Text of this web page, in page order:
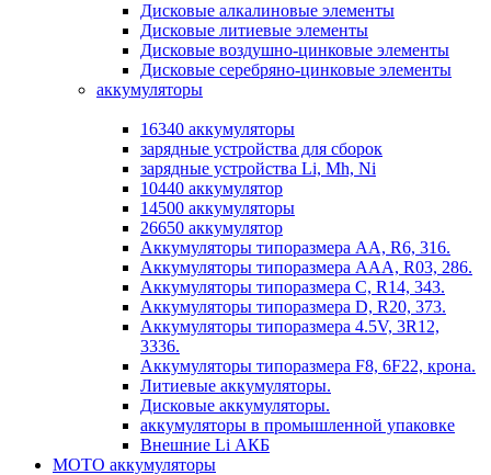
Дисковые алкалиновые элементы
Дисковые литиевые элементы
Дисковые воздушно-цинковые элементы
Дисковые серебряно-цинковые элементы
аккумуляторы
16340 аккумуляторы
зарядные устройства для сборок
зарядные устройства Li, Mh, Ni
10440 аккумулятор
14500 аккумуляторы
26650 аккумулятор
Аккумуляторы типоразмера АА, R6, 316.
Аккумуляторы типоразмера ААА, R03, 286.
Аккумуляторы типоразмера С, R14, 343.
Аккумуляторы типоразмера D, R20, 373.
Аккумуляторы типоразмера 4.5V, 3R12,
3336.
Аккумуляторы типоразмера F8, 6F22, крона.
Литиевые аккумуляторы.
Дисковые аккумуляторы.
аккумуляторы в промышленной упаковке
Внешние Li АКБ
МОТО аккумуляторы